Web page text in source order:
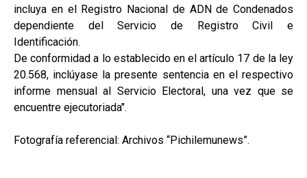
incluya en el Registro Nacional de ADN de Condenados
dependiente del Servicio de Registro Civil e
Identificación.
De conformidad a lo establecido en el artículo 17 de la ley
20.568, inclúyase la presente sentencia en el respectivo
informe mensual al Servicio Electoral, una vez que se
encuentre ejecutoriada".
Fotografía referencial: Archivos “Pichilemunews”.